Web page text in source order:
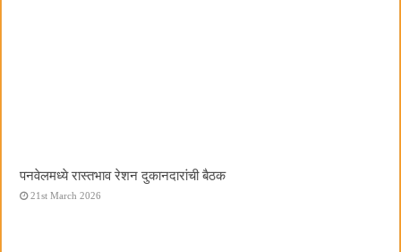
पनवेलमध्ये रास्तभाव रेशन दुकानदारांची बैठक
21st March 2026